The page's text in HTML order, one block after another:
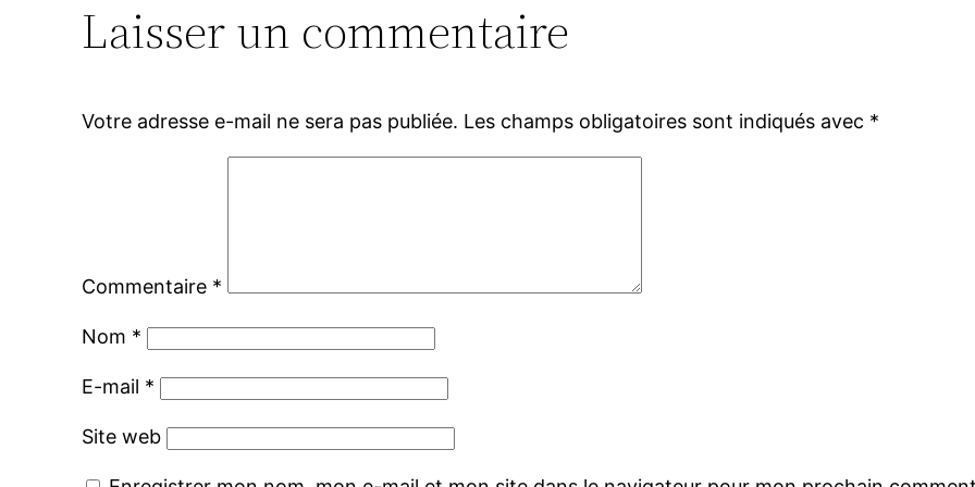
Laisser un commentaire
Votre adresse e-mail ne sera pas publiée. Les champs obligatoires sont indiqués avec *
Commentaire *
Nom *
E-mail *
Site web